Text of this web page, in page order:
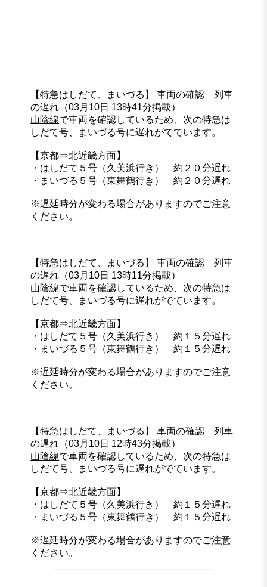
【特急はしだて、まいづる】 車両の確認 列車
の遅れ（03月10日 13時41分掲載）
山陰線で車両を確認しているため、次の特急は
しだて号、まいづる号に遅れがでています。
【京都⇒北近畿方面】
・はしだて５号（久美浜行き） 約２０分遅れ
・まいづる５号（東舞鶴行き） 約２０分遅れ
※遅延時分が変わる場合がありますのでご注意
ください。
【特急はしだて、まいづる】 車両の確認 列車
の遅れ（03月10日 13時11分掲載）
山陰線で車両を確認しているため、次の特急は
しだて号、まいづる号に遅れがでています。
【京都⇒北近畿方面】
・はしだて５号（久美浜行き） 約１５分遅れ
・まいづる５号（東舞鶴行き） 約１５分遅れ
※遅延時分が変わる場合がありますのでご注意
ください。
【特急はしだて、まいづる】 車両の確認 列車
の遅れ（03月10日 12時43分掲載）
山陰線で車両を確認しているため、次の特急は
しだて号、まいづる号に遅れがでています。
【京都⇒北近畿方面】
・はしだて５号（久美浜行き） 約１５分遅れ
・まいづる５号（東舞鶴行き） 約１５分遅れ
※遅延時分が変わる場合がありますのでご注意
ください。